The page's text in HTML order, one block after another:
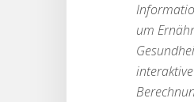
um
interaktive